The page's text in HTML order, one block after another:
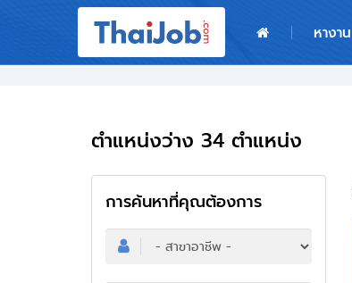
หางาน
ผู้สมัครงาน: เข้าสู่ระบบ
เกร็ดความรู้
สำหรับผู้ประกอบการ
ตำแหน่งว่าง 34 ตำแหน่ง
การค้นหาที่คุณต้องการ